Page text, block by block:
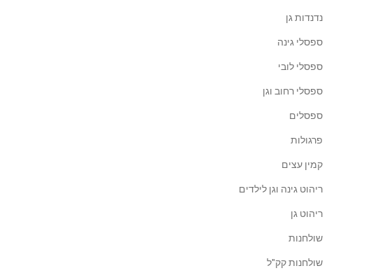
נדנדות גן
ספסלי גינה
ספסלי לובי
ספסלי רחוב וגן
ספסלים
פרגולות
קמין עצים
ריהוט גינה וגן לילדים
ריהוט גן
שולחנות
שולחנות קק"ל